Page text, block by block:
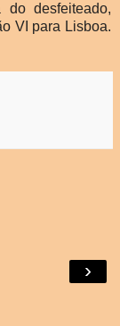
desfeiteado,
VI para Lisboa.
›